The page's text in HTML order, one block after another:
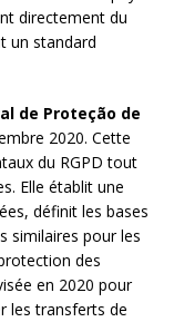
directement du
un standard
de Proteção de
2020. Cette
du RGPD tout
Elle établit une
définit les bases
similaires pour les
des
en 2020 pour
les transferts de